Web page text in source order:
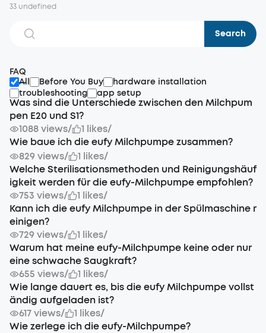
33 undefined
Search
FAQ
All
Before You Buy
hardware installation
troubleshooting
app setup
Was sind die Unterschiede zwischen den Milchpum
pen E20 und S1?
1088 views/ 1 likes/
Wie baue ich die eufy Milchpumpe zusammen?
829 views/ 1 likes/
Welche Sterilisationsmethoden und Reinigungshäuf
igkeit werden für die eufy-Milchpumpe empfohlen?
753 views/ 1 likes/
Kann ich die eufy Milchpumpe in der Spülmaschine r
einigen?
729 views/ 1 likes/
Warum hat meine eufy-Milchpumpe keine oder nur
eine schwache Saugkraft?
655 views/ 1 likes/
Wie lange dauert es, bis die eufy Milchpumpe vollst
ändig aufgeladen ist?
617 views/ 1 likes/
Wie zerlege ich die eufy-Milchpumpe?